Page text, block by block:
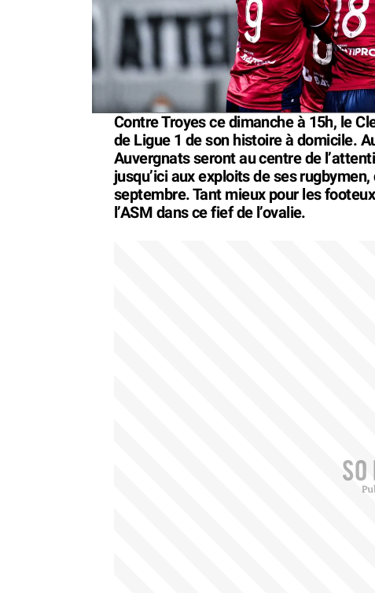
Contre Troyes ce dimanche à 15h, le
de Ligue 1 de son histoire à domicile.
Auvergnats seront au centre de
jusqu’ici aux exploits de ses
septembre. Tant mieux pour les
l’ASM dans ce fief de l’ovalie.